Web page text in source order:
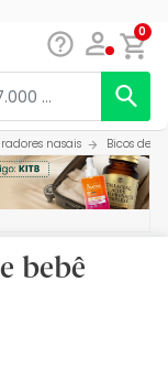
0
nasais Bicos de
bebê